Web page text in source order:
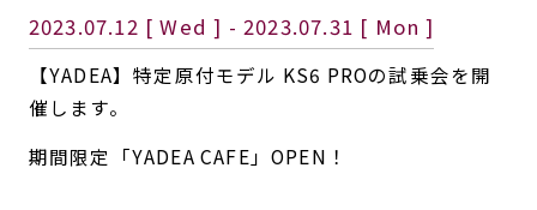
2023.07.12 [ Wed ] - 2023.07.31 [ Mon ]
【YADEA】特定原付モデル KS6 PROの試乗会を開
催します。
期間限定「YADEA CAFE」OPEN！